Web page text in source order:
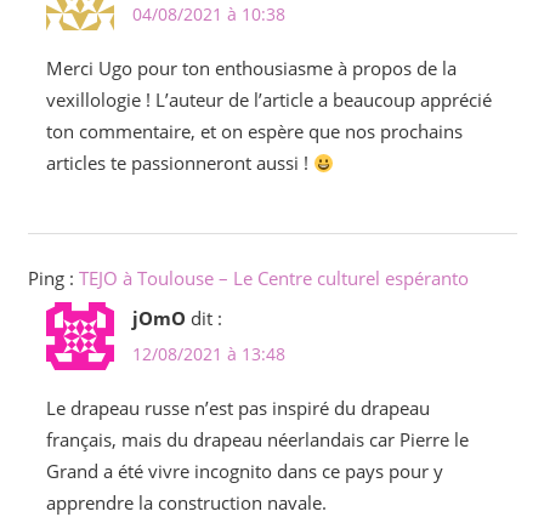
04/08/2021 à 10:38
Merci Ugo pour ton enthousiasme à propos de la
vexillologie ! L’auteur de l’article a beaucoup apprécié
ton commentaire, et on espère que nos prochains
articles te passionneront aussi !
Ping : TEJO à Toulouse – Le Centre culturel espéranto
jOmO dit :
12/08/2021 à 13:48
Le drapeau russe n’est pas inspiré du drapeau
français, mais du drapeau néerlandais car Pierre le
Grand a été vivre incognito dans ce pays pour y
apprendre la construction navale.